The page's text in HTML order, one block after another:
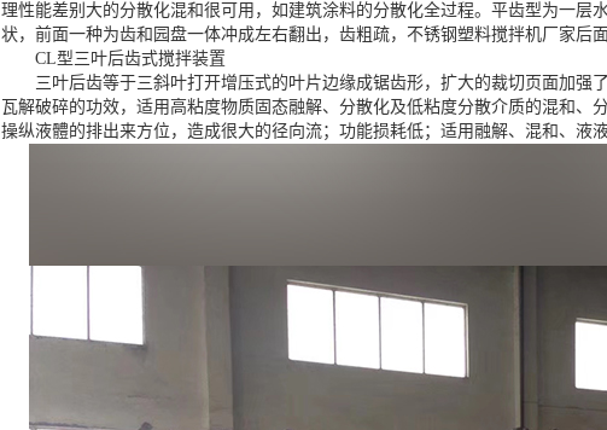
理性能差别大的分散化混和很可用，如建筑涂料的分散化全过程。平齿型为一层
状，前面一种为齿和园盘一体冲成左右翻出，齿粗疏，不锈钢塑料搅拌机厂家后
CL型三叶后齿式搅拌装置
三叶后齿等于三斜叶打开增压式的叶片边缘成锯齿形，扩大的裁切页面加强
瓦解破碎的功效，适用高粘度物质固态融解、分散化及低粘度分散介质的混和、
操纵液體的排出来方位，造成很大的径向流；功能损耗低；适用融解、混和、液